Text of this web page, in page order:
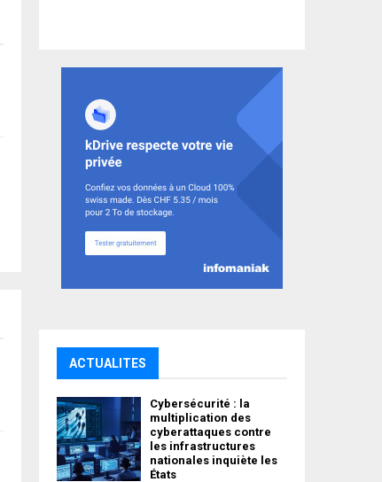
ACTUALITES
Cybersécurité : la
multiplication des
cyberattaques contre
les infrastructures
nationales inquiète les
États